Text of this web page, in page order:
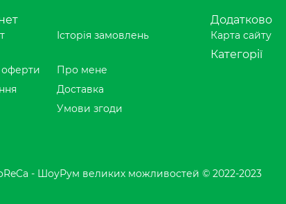
Історія замовлень
Додатково
Карта сайту
оферти
Про мене
Доставка
Умови згоди
Категорії
- ШоуРум великих можливостей © 2022-2023